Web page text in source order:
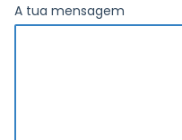
A tua mensagem